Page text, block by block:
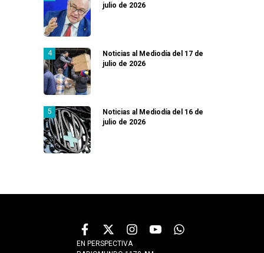
julio de 2026
Noticias al Mediodía del 17 de
julio de 2026
Noticias al Mediodía del 16 de
julio de 2026
EN PERSPECTIVA